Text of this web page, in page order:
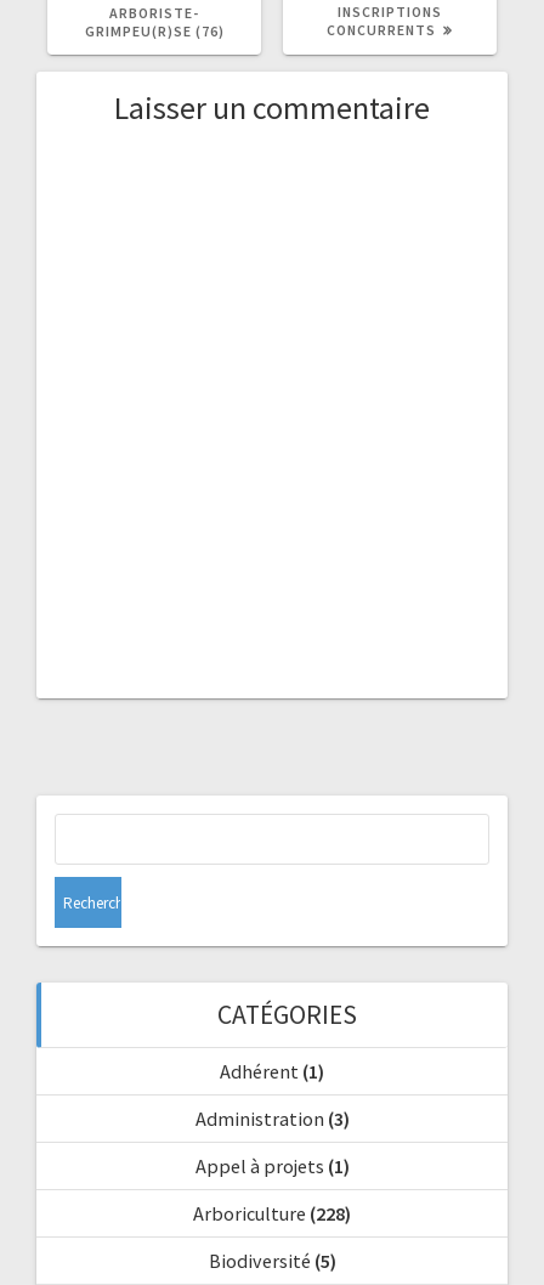
ARBORISTE-
GRIMPEU(R)SE (76)
INSCRIPTIONS
CONCURRENTS
Laisser un commentaire
CATÉGORIES
Adhérent (1)
Administration (3)
Appel à projets (1)
Arboriculture (228)
Biodiversité (5)